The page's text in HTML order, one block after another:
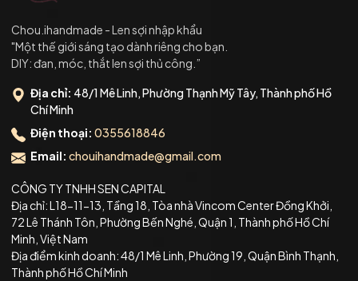
Chou.ihandmade - Len sợi nhập khẩu
"Một thế giới sáng tạo dành riêng cho bạn.
DIY: đan, móc, thắt len sợi thủ công.”
Địa chỉ: 48/1 Mê Linh, Phường Thạnh Mỹ Tây, Thành phố Hồ
Chí Minh
Điện thoại: 0355618846
Email: chouihandmade@gmail.com
CÔNG TY TNHH SEN CAPITAL
Địa chỉ: L18-11-13, Tầng 18, Tòa nhà Vincom Center Đồng Khởi,
72 Lê Thánh Tôn, Phường Bến Nghé, Quận 1, Thành phố Hồ Chí
Minh, Việt Nam
Địa điểm kinh doanh: 48/1 Mê Linh, Phường 19, Quận Bình Thạnh,
Thành phố Hồ Chí Minh